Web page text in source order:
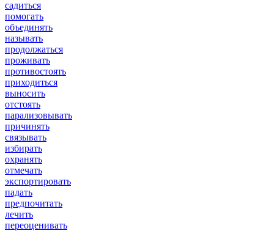
садиться
помогать
объединять
называть
продолжаться
проживать
противостоять
приходиться
выносить
отстоять
парализовывать
причинять
связывать
избирать
охранять
отмечать
экспортировать
падать
предпочитать
лечить
переоценивать